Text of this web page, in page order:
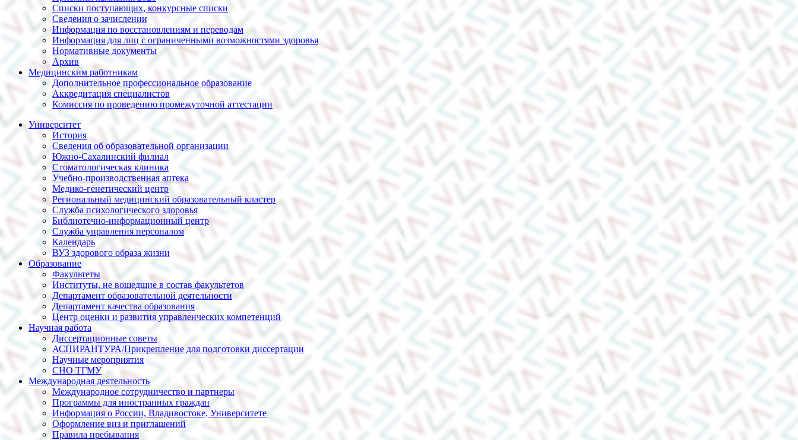
Списки поступающих, конкурсные списки
Сведения о зачислении
Информация по восстановлениям и переводам
Информация для лиц с ограниченными возможностями здоровья
Нормативные документы
Архив
Медицинским работникам
Дополнительное профессиональное образование
Аккредитация специалистов
Комиссия по проведению промежуточной аттестации
Университет
История
Сведения об образовательной организации
Южно-Сахалинский филиал
Стоматологическая клиника
Учебно-производственная аптека
Медико-генетический центр
Региональный медицинский образовательный кластер
Служба психологического здоровья
Библиотечно-информационный центр
Служба управления персоналом
Календарь
ВУЗ здорового образа жизни
Образование
Факультеты
Институты, не вошедшие в состав факультетов
Департамент образовательной деятельности
Департамент качества образования
Центр оценки и развития управленческих компетенций
Научная работа
Диссертационные советы
АСПИРАНТУРА/Прикрепление для подготовки диссертации
Научные мероприятия
СНО ТГМУ
Международная деятельность
Международное сотрудничество и партнеры
Программы для иностранных граждан
Информация о России, Владивостоке, Университете
Оформление виз и приглашений
Правила пребывания